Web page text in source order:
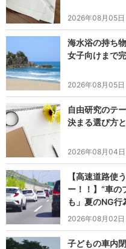
2026年08月05日
海水浴の持ち
女子向けまで
2026年08月05日
自由研究のテ
決まる選び方
2026年08月04日
【高速道路使
ー！！】“車の
も」夏のNG
が！？」「危
2026年08月02日
子どもの車内